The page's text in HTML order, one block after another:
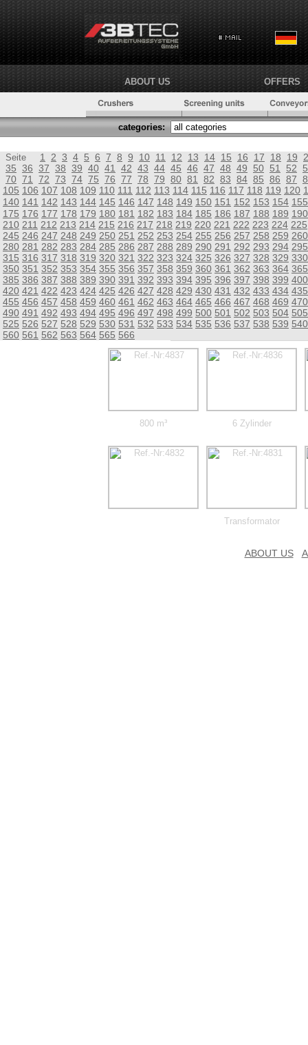
ABOUT US OFFERS
categories:
Seite 1 2 3 4 5 6 7 8 9 10 11 12 13 14 15 16 17 18 19
35 36 37 38 39 40 41 42 43 44 45 46 47 48 49 50 51 52
70 71 72 73 74 75 76 77 78 79 80 81 82 83 84 85 86 87
105 106 107 108 109 110 111 112 113 114 115 116 117 118 119 120
140 141 142 143 144 145 146 147 148 149 150 151 152 153 154 155
175 176 177 178 179 180 181 182 183 184 185 186 187 188 189 190
210 211 212 213 214 215 216 217 218 219 220 221 222 223 224 225
245 246 247 248 249 250 251 252 253 254 255 256 257 258 259 260
280 281 282 283 284 285 286 287 288 289 290 291 292 293 294 295
315 316 317 318 319 320 321 322 323 324 325 326 327 328 329 330
350 351 352 353 354 355 356 357 358 359 360 361 362 363 364 365
385 386 387 388 389 390 391 392 393 394 395 396 397 398 399 400
420 421 422 423 424 425 426 427 428 429 430 431 432 433 434 435
455 456 457 458 459 460 461 462 463 464 465 466 467 468 469 470
490 491 492 493 494 495 496 497 498 499 500 501 502 503 504 505
525 526 527 528 529 530 531 532 533 534 535 536 537 538 539 540
560 561 562 563 564 565 566
800 m³ 6 Zylinder
Transformator
ABOUT US